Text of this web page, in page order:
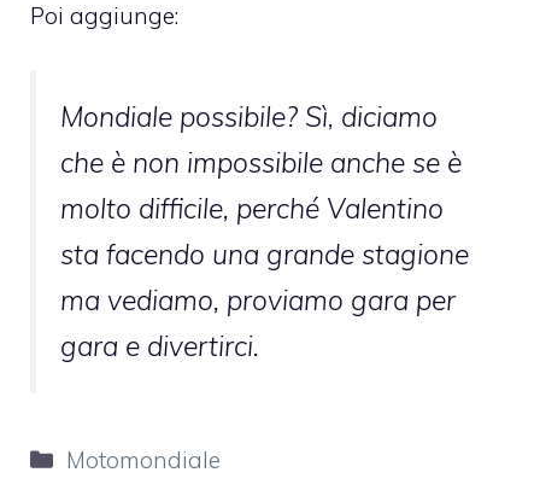
Poi aggiunge:
Mondiale possibile? Sì, diciamo
che è non impossibile anche se è
molto difficile, perché Valentino
sta facendo una grande stagione
ma vediamo, proviamo gara per
gara e divertirci.
Categorie
Motomondiale